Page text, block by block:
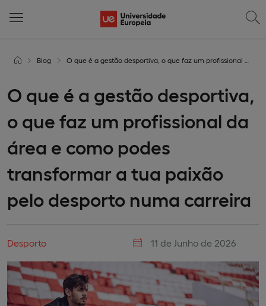
Blog O que é a gestão desportiva, o que faz um profissional da área e como podes transformar a tua paixão pelo desporto numa carreira
O que é a gestão desportiva,
o que faz um profissional da
área e como podes
transformar a tua paixão
pelo desporto numa carreira
Desporto 11 de Junho de 2026